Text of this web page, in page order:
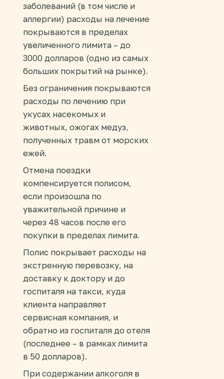
заболеваний (в том числе и
аллергии) расходы на лечение
покрываются в пределах
увеличенного лимита – до
3000 долларов (одно из самых
больших покрытий на рынке).
Без ограничения покрываются
расходы по лечению при
укусах насекомых и
животных, ожогах медуз,
полученных травм от морских
ежей.
Отмена поездки
компенсируется полисом,
если произошла по
уважительной причине и
через 48 часов после его
покупки в пределах лимита.
Полис покрывает расходы на
экстренную перевозку, на
доставку к доктору и до
госпиталя на такси, куда
клиента направляет
сервисная компания, и
обратно из госпиталя до отеля
(последнее – в рамках лимита
в 50 долларов).
При содержании алкоголя в